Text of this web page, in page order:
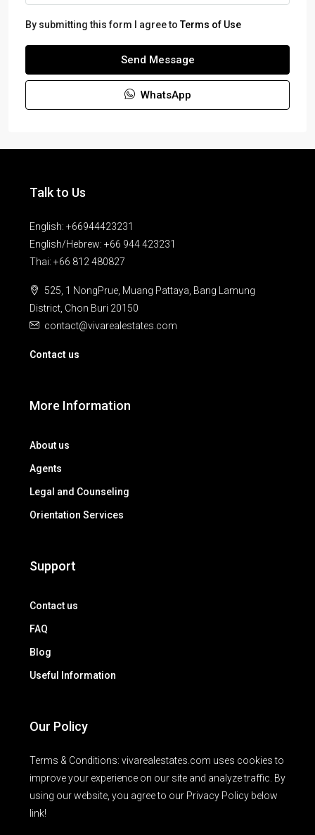
By submitting this form I agree toTerms of Use
Send Message
WhatsApp
Talk to Us
English: +66944423231
English/Hebrew: +66 944 423231
Thai: +66 812 480827
525, 1 NongPrue, Muang Pattaya, Bang Lamung
District, Chon Buri 20150
contact@vivarealestates.com
Contact us
More Information
About us
Agents
Legal and Counseling
Orientation Services
Support
Contact us
FAQ
Blog
Useful Information
Our Policy
Terms & Conditions: vivarealestates.com uses cookies to
improve your experience on our site and analyze traffic. By
using our website, you agree to our Privacy Policy below
link!